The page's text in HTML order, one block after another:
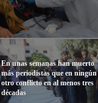
En unas semanas han muerto
más periodistas que en ningún
otro conflicto en al menos tres
décadas